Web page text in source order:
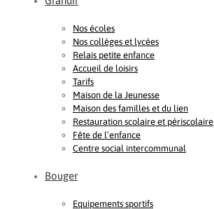
Nos écoles
Nos collèges et lycées
Relais petite enfance
Accueil de loisirs
Tarifs
Maison de la Jeunesse
Maison des familles et du lien
Restauration scolaire et périscolaire
Fête de l’enfance
Centre social intercommunal
Bouger
Equipements sportifs